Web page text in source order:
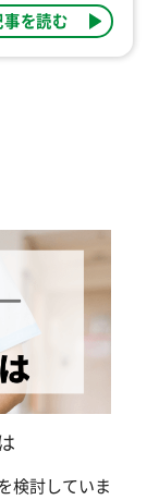
事を読む
検討していま